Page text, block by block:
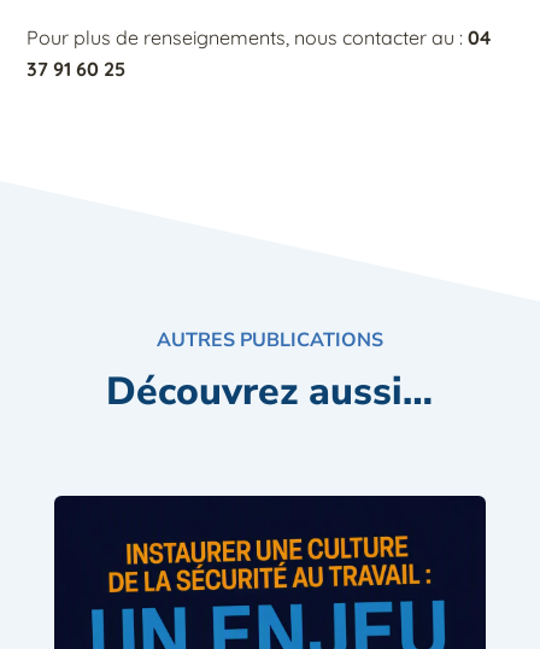
Pour plus de renseignements, nous contacter au :04
37 91 60 25
AUTRES PUBLICATIONS
Découvrez aussi…